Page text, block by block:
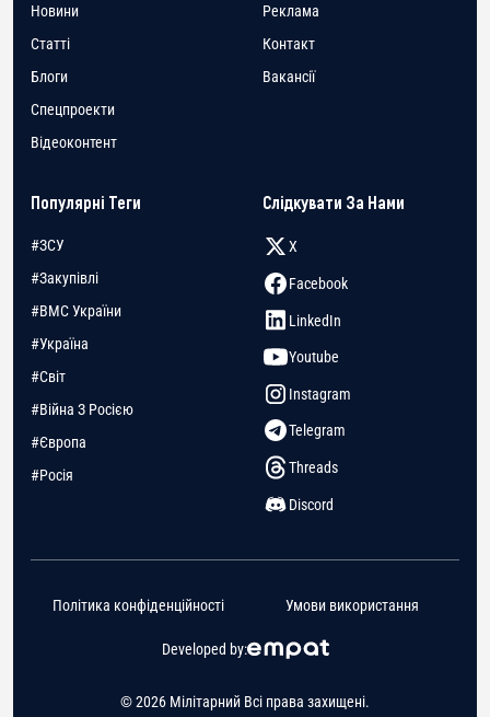
Новини
Статті
Блоги
Спецпроекти
Відеоконтент
Реклама
Контакт
Вакансії
Популярні Теги
#ЗСУ
#Закупівлі
#ВМС України
#Україна
#Світ
#Війна З Росією
#Європа
#Росія
Слідкувати За Нами
X
Facebook
LinkedIn
Youtube
Instagram
Telegram
Threads
Discord
© 2026 Мілітарний Всі права захищені.
Developed by:
Політика конфіденційності Умови використання